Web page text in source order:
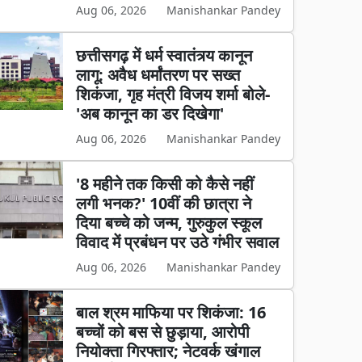
Aug 06, 2026 Manishankar Pandey
छत्तीसगढ़ में धर्म स्वातंत्र्य कानून
लागू: अवैध धर्मांतरण पर सख्त
शिकंजा, गृह मंत्री विजय शर्मा बोले-
'अब कानून का डर दिखेगा'
Aug 06, 2026 Manishankar Pandey
'8 महीने तक किसी को कैसे नहीं
लगी भनक?' 10वीं की छात्रा ने
दिया बच्चे को जन्म, गुरुकुल स्कूल
विवाद में प्रबंधन पर उठे गंभीर सवाल
Aug 06, 2026 Manishankar Pandey
बाल श्रम माफिया पर शिकंजा: 16
बच्चों को बस से छुड़ाया, आरोपी
नियोक्ता गिरफ्तार; नेटवर्क खंगाल